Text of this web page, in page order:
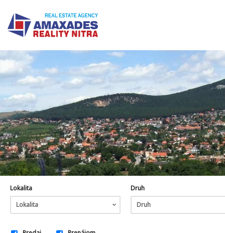
Lokalita
Lokalita
Druh
Druh